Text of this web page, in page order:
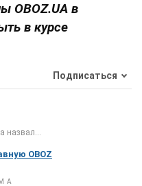
OBOZ.UA в
в курсе
Подписаться
назвал...
OBOZ